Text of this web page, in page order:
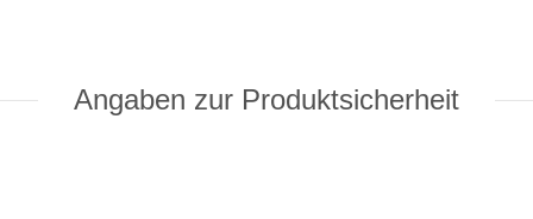
Angaben zur Produktsicherheit